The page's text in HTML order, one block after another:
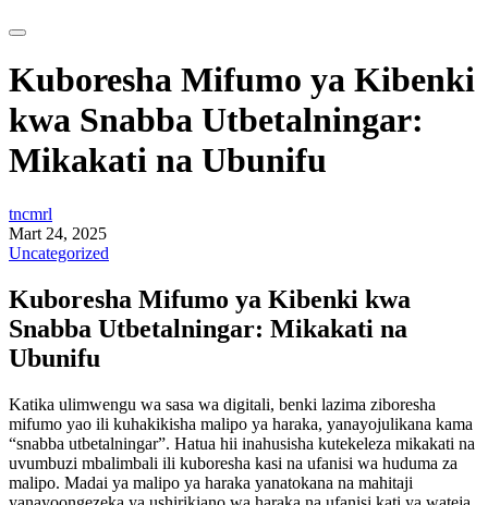
Kuboresha Mifumo ya Kibenki
kwa Snabba Utbetalningar:
Mikakati na Ubunifu
tncmrl
Mart 24, 2025
Uncategorized
Kuboresha Mifumo ya Kibenki kwa
Snabba Utbetalningar: Mikakati na
Ubunifu
Katika ulimwengu wa sasa wa digitali, benki lazima ziboresha
mifumo yao ili kuhakikisha malipo ya haraka, yanayojulikana kama
“snabba utbetalningar”. Hatua hii inahusisha kutekeleza mikakati na
uvumbuzi mbalimbali ili kuboresha kasi na ufanisi wa huduma za
malipo. Madai ya malipo ya haraka yanatokana na mahitaji